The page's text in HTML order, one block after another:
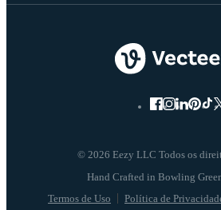
© 2026 Eezy LLC Todos os
Termos de Uso Política de